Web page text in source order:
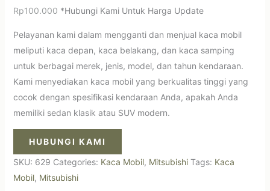
Rp100.000 *Hubungi Kami Untuk Harga Update
Pelayanan kami dalam mengganti dan menjual kaca mobil
meliputi kaca depan, kaca belakang, dan kaca samping
untuk berbagai merek, jenis, model, dan tahun kendaraan.
Kami menyediakan kaca mobil yang berkualitas tinggi yang
cocok dengan spesifikasi kendaraan Anda, apakah Anda
memiliki sedan klasik atau SUV modern.
HUBUNGI KAMI
SKU: 629 Categories: Kaca Mobil, Mitsubishi Tags: Kaca
Mobil, Mitsubishi